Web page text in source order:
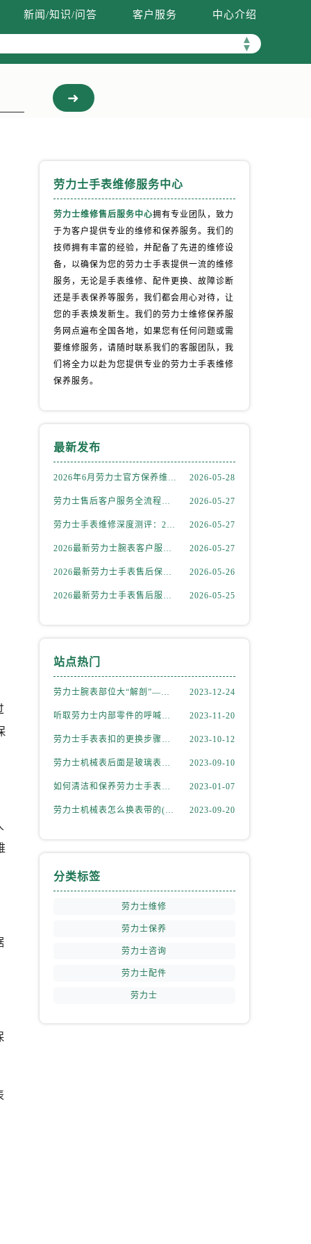
新闻/知识/问答 客户服务 中心介绍
▲
▼
劳力士手表维修服务中心
劳力士维修售后服务中心拥有专业团队，致力
于为客户提供专业的维修和保养服务。我们的
技师拥有丰富的经验，并配备了先进的维修设
备，以确保为您的劳力士手表提供一流的维修
服务，无论是手表维修、配件更换、故障诊断
还是手表保养等服务，我们都会用心对待，让
您的手表焕发新生。我们的劳力士维修保养服
务网点遍布全国各地，如果您有任何问题或需
要维修服务，请随时联系我们的客服团队，我
们将全力以赴为您提供专业的劳力士手表维修
保养服务。
最新发布
2026年6月劳力士官方保养维修中心搬迁及新开网点补充最终告知文件 2026-05-28
劳力士售后客户服务全流程解析：官方电话与全国服务网点布局（2026年6月最新更新） 2026-05-27
劳力士手表维修深度测评：2026年6月最新官方售后服务网点全盘点 2026-05-27
2026最新劳力士腕表客户服务点地址考察报告 2026-05-27
2026最新劳力士手表售后保养中心地址考察报告 2026-05-26
2026最新劳力士手表售后服务点地址实地探访报告 2026-05-25
站点热门
劳力士腕表部位大“解剖”——劳力士大讲堂开课啦！ 2023-12-24
听取劳力士内部零件的呼喊，似有无尽的故事等待我们去探索 2023-11-20
劳力士手表表扣的更换步骤（如何更换手表的表扣） 2023-10-12
劳力士机械表后面是玻璃表盘(如何正确清洁和保养) 2023-09-10
如何清洁和保养劳力士手表的机芯 2023-01-07
劳力士机械表怎么换表带的(简单易学的步骤) 2023-09-20
分类标签
劳力士维修
劳力士保养
劳力士咨询
劳力士配件
劳力士